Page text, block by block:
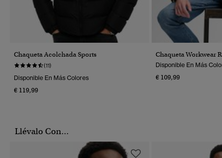
Chaqueta Acolchada Sports
(11)
Disponible En Más Colores
€ 119,99
Chaqueta Workwear
Disponible En Más
€ 109,99
Llévalo Con...